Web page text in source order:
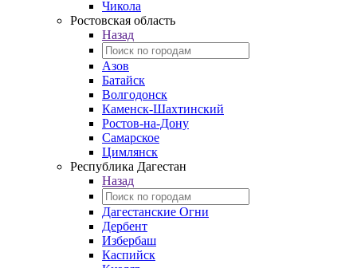
Чикола
Ростовская область
Назад
Азов
Батайск
Волгодонск
Каменск-Шахтинский
Ростов-на-Дону
Самарское
Цимлянск
Республика Дагестан
Назад
Дагестанские Огни
Дербент
Избербаш
Каспийск